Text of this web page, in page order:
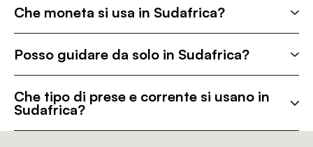
Che moneta si usa in Sudafrica?
Posso guidare da solo in Sudafrica?
Che tipo di prese e corrente si usano in
Sudafrica?